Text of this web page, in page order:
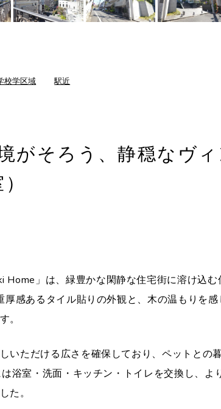
校学区域 駅近
がそろう、静穏なヴ
Home」は、緑豊かな閑静な住宅街に溶け込む
感あるタイル貼りの外観と、木の温もりを感
。
いただける広さを確保しており、ペットとの
浴室・洗面・キッチン・トイレを交換し、よ
た。